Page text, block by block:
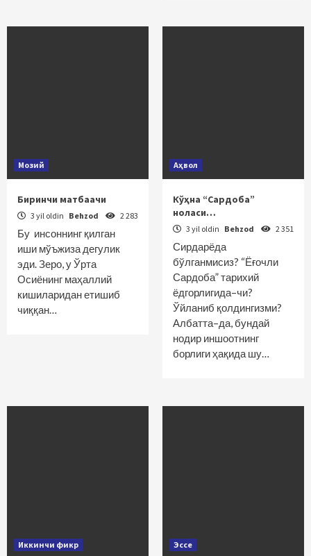
Мозий
Биринчи матбаачи
3 yil oldin Behzod 2 283
Бу инсоннинг қилган
иши мўъжиза дегулик
эди. Зеро, у Ўрта
Осиёнинг маҳаллий
кишиларидан етишиб
чиққан…
Аҳвол
Кўҳна “Сардоба”
ноласи…
3 yil oldin Behzod 2 351
Сирдарёда
бўлганмисиз? “Ёғочли
Сардоба” тарихий
ёдгорлигида–чи?
Ўйланиб қолдингизми?
Албатта–да, бундай
нодир иншоотнинг
борлиги ҳақида шу…
Иккинчи фикр Эссе